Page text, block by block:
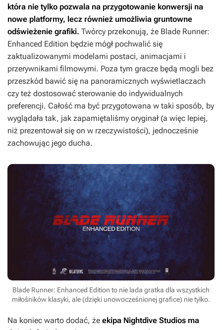
która nie tylko pozwala na przygotowanie konwersji na
nowe platformy, lecz również umożliwia gruntowne
odświeżenie grafiki. Twórcy przekonują, że Blade Runner:
Enhanced Edition będzie mógł pochwalić się
zaktualizowanymi modelami postaci, animacjami i
przerywnikami filmowymi. Poza tym gracze będą mogli bez
przeszkód bawić się na panoramicznych wyświetlaczach
czy też dostosować sterowanie do indywidualnych
preferencji. Całość ma być przygotowana w taki sposób, by
wyglądała tak, jak zapamiętaliśmy oryginał (a więc lepiej,
niż prezentował się on w rzeczywistości), jednocześnie
zachowując jego ducha.
Blade Runner: Enhanced Edition to nie lada gratka dla wszystkich
miłośników klasyki, ale (dzięki unowocześnionej grafice) nie tylko.
Na koniec warto dodać, że ekipa Nightdive Studios ma